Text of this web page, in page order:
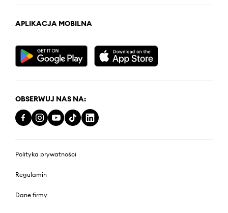
APLIKACJA MOBILNA
OBSERWUJ NAS NA:
Polityka prywatności
Regulamin
Dane firmy